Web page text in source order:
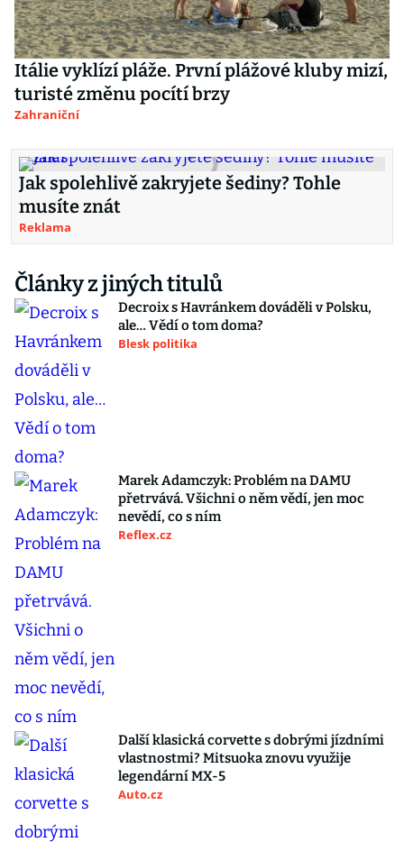
Itálie vyklízí pláže. První plážové kluby mizí,
turisté změnu pocítí brzy
Zahraniční
Jak spolehlivě zakryjete šediny? Tohle
musíte znát
Reklama
Články z jiných titulů
Decroix s Havránkem dováděli v Polsku,
ale… Vědí o tom doma?
Blesk politika
Marek Adamczyk: Problém na DAMU
přetrvává. Všichni o něm vědí, jen moc
nevědí, co s ním
Reflex.cz
Další klasická corvette s dobrými jízdními
vlastnostmi? Mitsuoka znovu využije
legendární MX-5
Auto.cz